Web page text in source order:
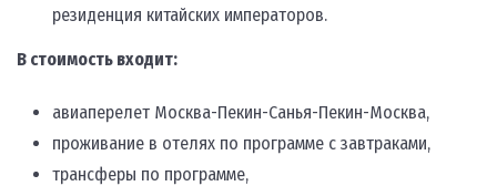
резиденция китайских императоров.
В стоимость входит:
авиаперелет Москва-Пекин-Санья-Пекин-Москва,
проживание в отелях по программе с завтраками,
трансферы по программе,